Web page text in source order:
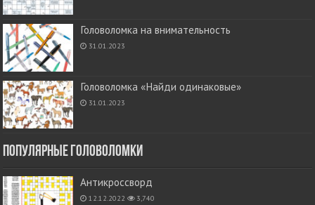
Головоломка на внимательность
31.01.2023
Головоломка «Найди одинаковые»
31.01.2023
Популярные головоломки
Антикроссворд
12.12.2022 3,740